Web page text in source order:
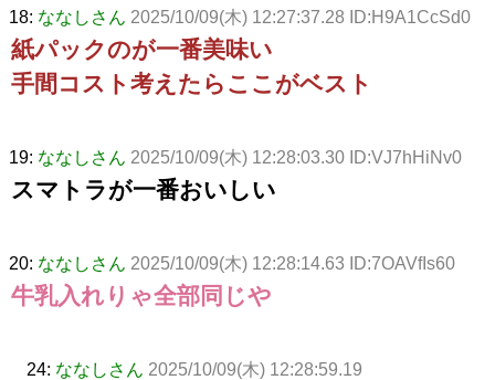
18: ななしさん 2025/10/09(木) 12:27:37.28 ID:H9A1CcSd0
紙パックのが一番美味い
手間コスト考えたらここがベスト
19: ななしさん 2025/10/09(木) 12:28:03.30 ID:VJ7hHiNv0
スマトラが一番おいしい
20: ななしさん 2025/10/09(木) 12:28:14.63 ID:7OAVfIs60
牛乳入れりゃ全部同じや
24: ななしさん 2025/10/09(木) 12:28:59.19